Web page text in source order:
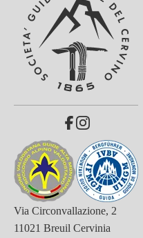
Via Circonvallazione, 2
11021 Breuil Cervinia